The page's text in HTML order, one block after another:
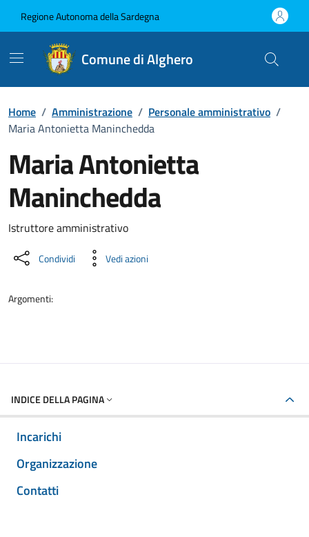
Regione Autonoma della Sardegna
Comune di Alghero
Home / Amministrazione / Personale amministrativo /
Maria Antonietta Maninchedda
Maria Antonietta
Maninchedda
Dettaglio della persona
Istruttore amministrativo
Condividi Vedi azioni
Argomenti:
INDICE DELLA PAGINA
Incarichi
Organizzazione
Contatti